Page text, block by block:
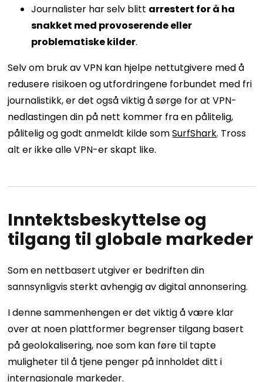
Journalister har selv blitt arrestert for å ha
snakket med provoserende eller
problematiske kilder.
Selv om bruk av VPN kan hjelpe nettutgivere med å
redusere risikoen og utfordringene forbundet med fri
journalistikk, er det også viktig å sørge for at VPN-
nedlastingen din på nett kommer fra en pålitelig,
pålitelig og godt anmeldt kilde somSurfShark. Tross
alt er ikke alle VPN-er skapt like.
Inntektsbeskyttelse og
tilgang til globale markeder
Som en nettbasert utgiver er bedriften din
sannsynligvis sterkt avhengig av digital annonsering.
I denne sammenhengen er det viktig å være klar
over at noen plattformer begrenser tilgang basert
på geolokalisering, noe som kan føre til tapte
muligheter til å tjene penger på innholdet ditt i
internasjonale markeder.